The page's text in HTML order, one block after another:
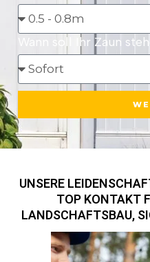
Wann soll Ihr Zaun
UNSERE
TOP KONTAKT
LANDSCHAFTSBAU,